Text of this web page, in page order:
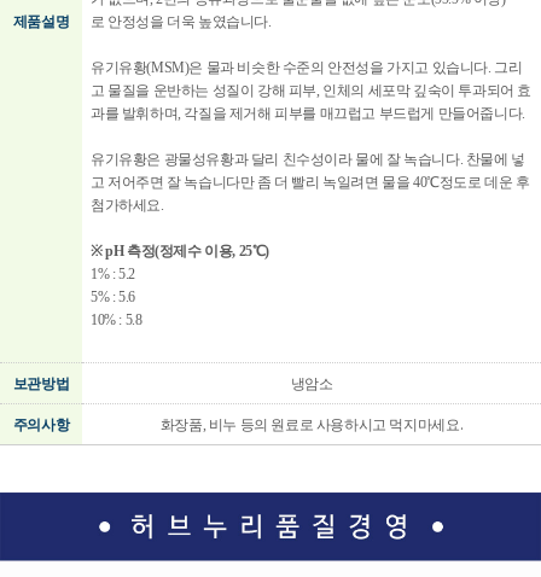
제품설명
로 안정성을 더욱 높였습니다.
유기유황(MSM)은 물과 비슷한 수준의 안전성을 가지고 있습니다. 그리
고 물질을 운반하는 성질이 강해 피부, 인체의 세포막 깊숙이 투과되어 효
과를 발휘하며, 각질을 제거해 피부를 매끄럽고 부드럽게 만들어줍니다.
유기유황은 광물성유황과 달리 친수성이라 물에 잘 녹습니다. 찬물에 넣
고 저어주면 잘 녹습니다만 좀 더 빨리 녹일려면 물을 40℃정도로 데운 후
첨가하세요.
※ pH 측정(정제수 이용, 25℃)
1% : 5.2
5% : 5.6
10% : 5.8
보관방법 냉암소
주의사항 화장품, 비누 등의 원료로 사용하시고 먹지마세요 .